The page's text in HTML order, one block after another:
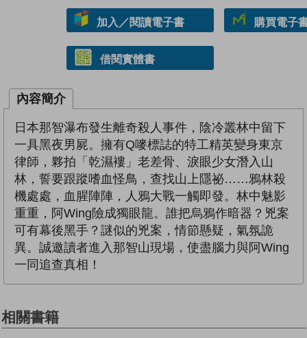
加入／閱讀電子書 購買電子
借閱實體書
內容簡介
日本那智瀑布發生離奇殺人事件，陰冷叢林中留下
一具黑夜男屍。擁有Q嘜標誌的特工精英變身東京
律師，夥拍「乾濕褸」老差骨、淚眼少女潛入山
林，誓要跟蹤嗜血怪鳥，查找山上隱祕……鴉林殺
機處處，血腥陣陣，人鴉大戰一觸即發。林中魅影
重重，阿Wing險成獨眼龍。誰把烏鴉作暗器？兇案
可有幕後黑手？謎似的兇案，情節懸疑，氣氛詭
異。誠邀讀者進入那智山現場，使盡腦力與阿Wing
一同追查真相！
相關書籍